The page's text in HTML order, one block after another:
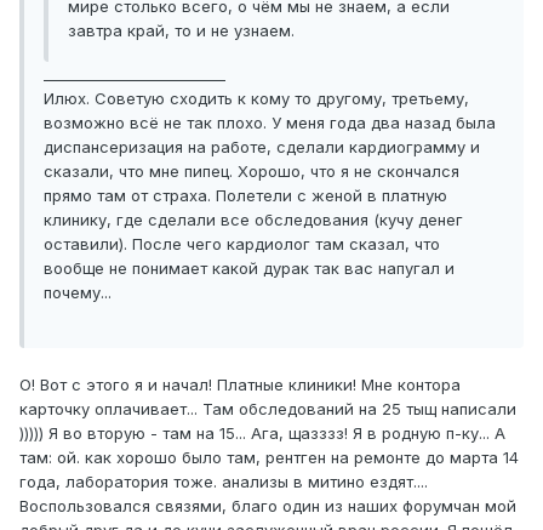
мире столько всего, о чём мы не знаем, а если
завтра край, то и не узнаем.
Илюх. Советую сходить к кому то другому, третьему,
возможно всё не так плохо. У меня года два назад была
диспансеризация на работе, сделали кардиограмму и
сказали, что мне пипец. Хорошо, что я не скончался
прямо там от страха. Полетели с женой в платную
клинику, где сделали все обследования (кучу денег
оставили). После чего кардиолог там сказал, что
вообще не понимает какой дурак так вас напугал и
почему...
О! Вот с этого я и начал! Платные клиники! Мне контора
карточку оплачивает... Там обследований на 25 тыщ написали
))))) Я во вторую - там на 15... Ага, щазззз! Я в родную п-ку... А
там: ой. как хорошо было там, рентген на ремонте до марта 14
года, лаборатория тоже. анализы в митино ездят....
Воспользовался связями, благо один из наших форумчан мой